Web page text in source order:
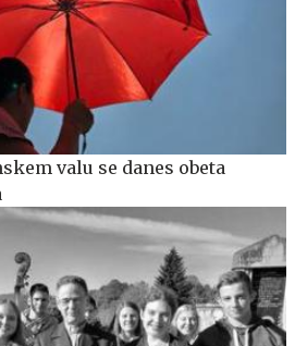
valu se danes obeta